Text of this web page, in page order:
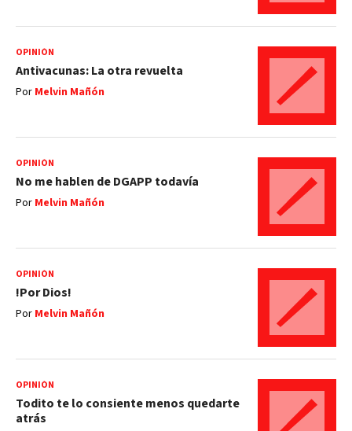
OPINIÓN
Antivacunas: La otra revuelta
Por Melvin Mañón
OPINIÓN
No me hablen de DGAPP todavía
Por Melvin Mañón
OPINIÓN
!Por Dios!
Por Melvin Mañón
OPINIÓN
Todito te lo consiente menos quedarte
atrás